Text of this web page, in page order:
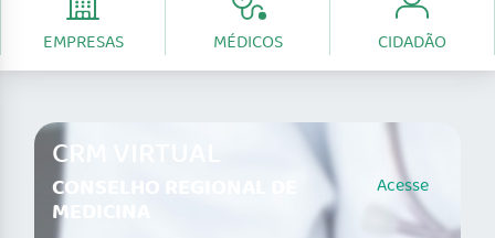
EMPRESAS MÉDICOS CIDADÃO
CRM VIRTUAL
CONSELHO REGIONAL DE
MEDICINA
Acesse